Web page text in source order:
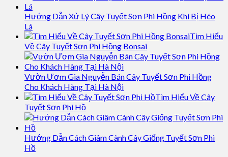
Hướng Dẫn Xử Lý Cây Tuyết Sơn Phi Hồng Khi Bị Héo
Lá
Tìm Hiểu
Về Cây Tuyết Sơn Phi Hồng Bonsai
Vườn Ươm Gia Nguyễn Bán Cây Tuyết Sơn Phi Hồng
Cho Khách Hàng Tại Hà Nội
Tìm Hiểu Về Cây
Tuyết Sơn Phi Hồ
Hướng Dẫn Cách Giâm Cành Cây Giống Tuyết Sơn Phi
Hồ